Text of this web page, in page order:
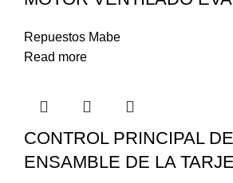
Repuestos Mabe
Read more
CONTROL PRINCIPAL
ENSAMBLE DE LA